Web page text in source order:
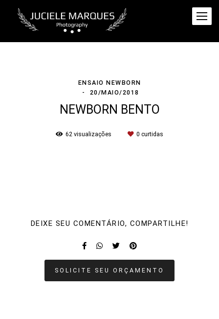
ENSAIO NEWBORN
20/MAIO/2018
NEWBORN BENTO
62 visualizações 0 curtidas
DEIXE SEU COMENTÁRIO, COMPARTILHE!
SOLICITE SEU ORÇAMENTO